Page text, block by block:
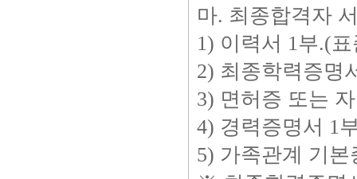
마. 최종합격자
1) 이력서 1부.(
2) 최종학력증명
3) 면허증 또는
4) 경력증명서 1
5) 가족관계 기